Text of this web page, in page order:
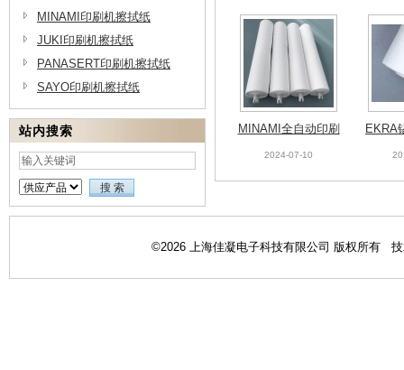
MINAMI印刷机擦拭纸
JUKI印刷机擦拭纸
PANASERT印刷机擦拭纸
SAYO印刷机擦拭纸
站内搜索
MINAMI全自动印刷
机擦拭纸
2024-07-10
EKRA
©2026 上海佳凝电子科技有限公司 版权所有